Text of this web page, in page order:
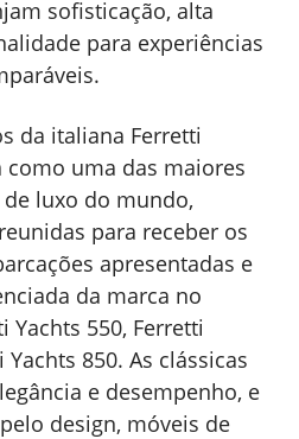
sofisticação, alta
para experiências
da italiana Ferretti
como uma das maiores
luxo do mundo,
para receber os
apresentadas e
da marca no
Yachts 550, Ferretti
850. As clássicas
e desempenho, e
design, móveis de